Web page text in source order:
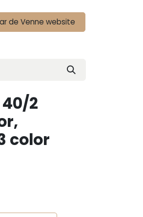
de Venne website
2
color